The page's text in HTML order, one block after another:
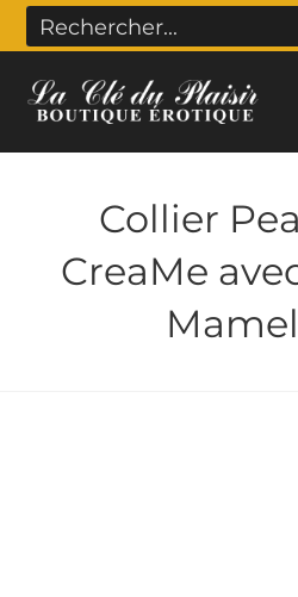
Collier
CreaMe